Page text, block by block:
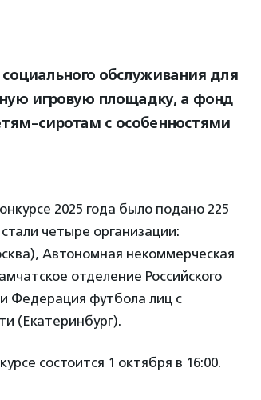
обслуживания для
игровую площадку, а фонд
сиротам с особенностями
2025 года было подано 225
четыре организации:
Автономная некоммерческая
отделение Российского
Федерация футбола лиц с
(Екатеринбург).
состоится 1 октября в 16:00.